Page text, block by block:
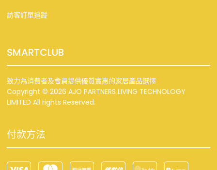
訪客訂單追蹤
SMARTCLUB
致力為消費者及會員提供優質實惠的家居產品選擇
Copyright © 2026 AJO PARTNERS LIVING TECHNOLOGY
LIMITED All rights Reserved.
付款方法